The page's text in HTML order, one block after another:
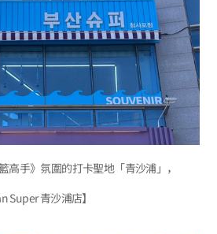
高手》氛圍的打卡聖地「青沙浦」，
Super 青沙浦店】